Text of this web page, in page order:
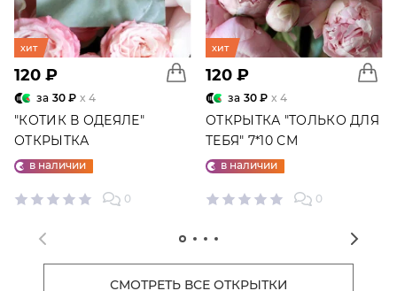
хит
120 ₽
за 30 ₽ x 4
"КОТИК В ОДЕЯЛЕ"
ОТКРЫТКА
в наличии
0
хит
120 ₽
за 30 ₽ x 4
ОТКРЫТКА "ТОЛЬКО ДЛЯ
ТЕБЯ" 7*10 СМ
в наличии
0
СМОТРЕТЬ ВСЕ ОТКРЫТКИ